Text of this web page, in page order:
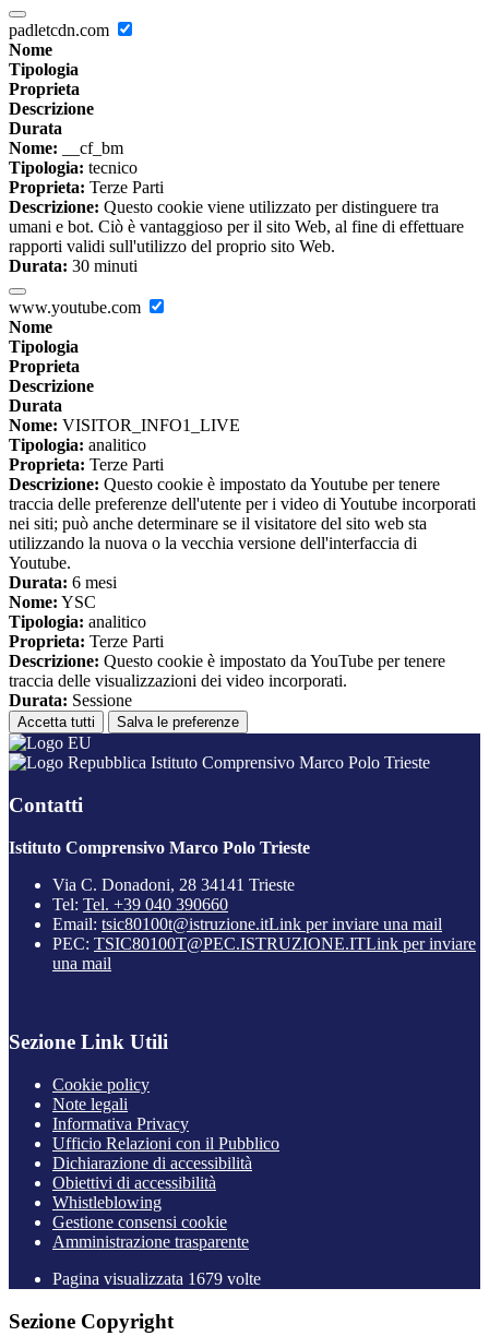
padletcdn.com
Nome
Tipologia
Proprieta
Descrizione
Durata
Nome: __cf_bm
Tipologia: tecnico
Proprieta: Terze Parti
Descrizione: Questo cookie viene utilizzato per distinguere tra
umani e bot. Ciò è vantaggioso per il sito Web, al fine di effettuare
rapporti validi sull'utilizzo del proprio sito Web.
Durata: 30 minuti
www.youtube.com
Nome
Tipologia
Proprieta
Descrizione
Durata
Nome: VISITOR_INFO1_LIVE
Tipologia: analitico
Proprieta: Terze Parti
Descrizione: Questo cookie è impostato da Youtube per tenere
traccia delle preferenze dell'utente per i video di Youtube incorporati
nei siti; può anche determinare se il visitatore del sito web sta
utilizzando la nuova o la vecchia versione dell'interfaccia di
Youtube.
Durata: 6 mesi
Nome: YSC
Tipologia: analitico
Proprieta: Terze Parti
Descrizione: Questo cookie è impostato da YouTube per tenere
traccia delle visualizzazioni dei video incorporati.
Durata: Sessione
Accetta tutti Salva le preferenze
Istituto Comprensivo Marco Polo Trieste
Contatti
Istituto Comprensivo Marco Polo Trieste
Via C. Donadoni, 28 34141 Trieste
Tel: Tel. +39 040 390660
Email: tsic80100t@istruzione.itLink per inviare una mail
PEC: TSIC80100T@PEC.ISTRUZIONE.ITLink per inviare
una mail
Sezione Link Utili
Cookie policy
Note legali
Informativa Privacy
Ufficio Relazioni con il Pubblico
Dichiarazione di accessibilità
Obiettivi di accessibilità
Whistleblowing
Gestione consensi cookie
Amministrazione trasparente
Pagina visualizzata 1679 volte
Sezione Copyright